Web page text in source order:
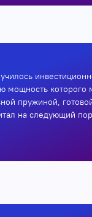
мощность которого
пружиной,
на следующий